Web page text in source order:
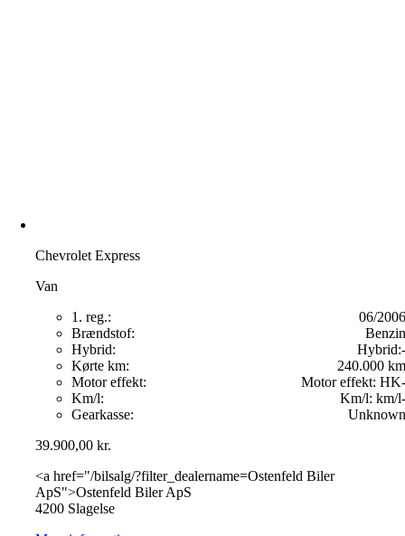
Chevrolet Express
Van
1. reg.:
06/2006
Brændstof:
Benzin
Hybrid:
Hybrid:-
Kørte km:
240.000 km
Motor effekt:
Motor effekt: -
HK
Km/l:
Km/l: -
km/l
Gearkasse:
Unknown
39.900,00kr.
<a href="/bilsalg/?filter_dealername=Ostenfeld Biler
ApS">Ostenfeld Biler ApS
4200 Slagelse